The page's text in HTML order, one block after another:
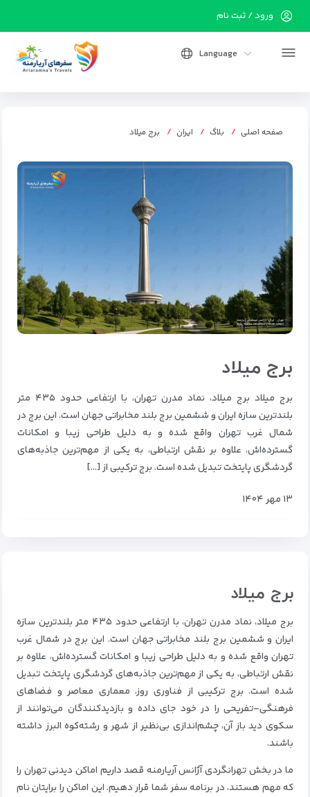
ورود / ثبت نام
Language
صفحه اصلی بلاگ ایران برج میلاد
برج میلاد
برج میلاد برج میلاد، نماد مدرن تهران، با ارتفاعی حدود ۴۳۵ متر
بلندترین سازه ایران و ششمین برج بلند مخابراتی جهان است. این برج در
شمال غرب تهران واقع شده و به دلیل طراحی زیبا و امکانات
گسترده‌اش، علاوه بر نقش ارتباطی، به یکی از مهم‌ترین جاذبه‌های
گردشگری پایتخت تبدیل شده است. برج ترکیبی از […]
۱۳ مهر ۱۴۰۴
برج میلاد
برج میلاد، نماد مدرن تهران، با ارتفاعی حدود ۴۳۵ متر بلندترین سازه
ایران و ششمین برج بلند مخابراتی جهان است. این برج در شمال غرب
تهران واقع شده و به دلیل طراحی زیبا و امکانات گسترده‌اش، علاوه بر
نقش ارتباطی، به یکی از مهم‌ترین جاذبه‌های گردشگری پایتخت تبدیل
شده است. برج ترکیبی از فناوری روز، معماری معاصر و فضاهای
فرهنگی‌–تفریحی را در خود جای داده و بازدیدکنندگان می‌توانند از
سکوی دید باز آن، چشم‌اندازی بی‌نظیر از شهر و رشته‌کوه البرز داشته
باشند.
ما در بخش تهرانگردی آژانس آریارمنه قصد داریم اماکن دیدنی تهران را
که مهم هستند، در برنامه سفر شما قرار دهیم. این اماکن را برایتان نام